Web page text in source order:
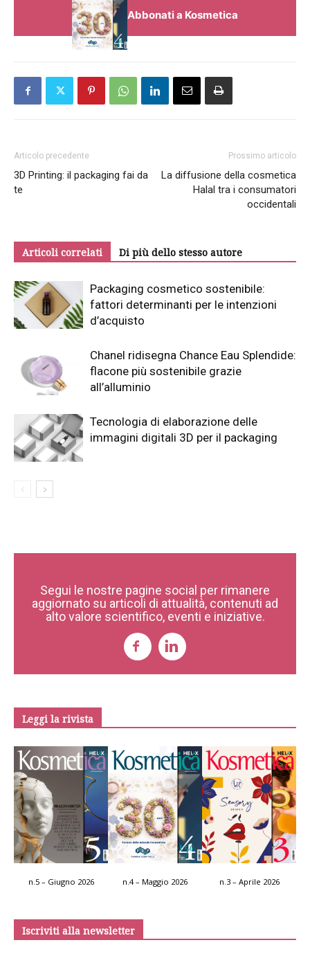
Abbonati a Kosmetica
Articolo precedente
3D Printing: il packaging fai da
te
Prossimo articolo
La diffusione della cosmetica
Halal tra i consumatori
occidentali
Articoli correlati Di più dello stesso autore
Packaging cosmetico sostenibile:
fattori determinanti per le intenzioni
d’acquisto
Chanel ridisegna Chance Eau Splendide:
flacone più sostenibile grazie
all’alluminio
Tecnologia di elaborazione delle
immagini digitali 3D per il packaging
Segui le nostre pagine social per rimanere
aggiornato su articoli di attualità, contenuti ad
alto valore scientifico, eventi e iniziative.
Leggi la rivista
n.5 – Giugno 2026 n.4 – Maggio 2026 n.3 – Aprile 2026
Iscriviti alla newsletter